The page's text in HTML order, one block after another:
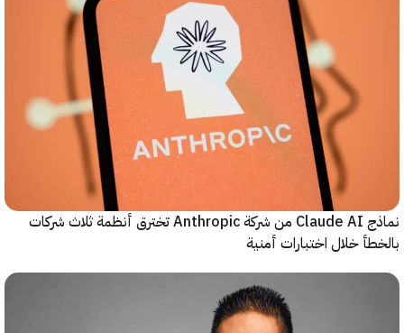
نماذج Claude AI من شركة Anthropic تخترق أنظمة ثلاث شركات
خلال اختبارات أمنية